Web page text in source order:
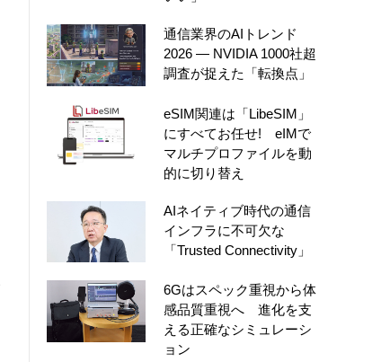
通信業界のAIトレンド
2026 ― NVIDIA 1000社超
調査が捉えた「転換点」
eSIM関連は「LibeSIM」
にすべてお任せ! eIMで
マルチプロファイルを動
的に切り替え
AIネイティブ時代の通信
インフラに不可欠な
「Trusted Connectivity」
6Gはスペック重視から体
感品質重視へ 進化を支
える正確なシミュレーシ
ョン